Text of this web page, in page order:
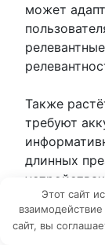
может
Также
требуют
длинных
устройствах.
соединяет
Этот сайт
сайт, вы